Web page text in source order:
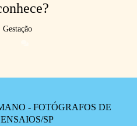
- FOTÓGRAFOS DE
SP